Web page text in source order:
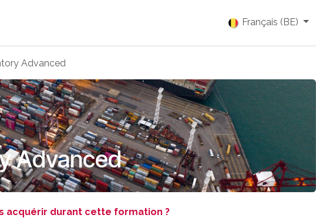
Français (BE)
Advanced
Advanced
acquérir durant cette formation ?